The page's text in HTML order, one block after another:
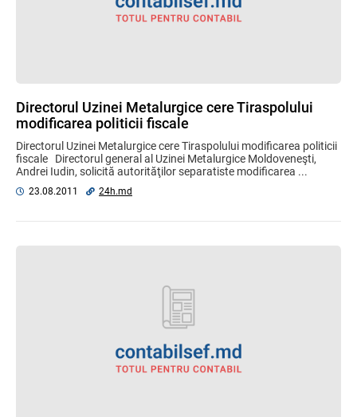
Directorul Uzinei Metalurgice cere Tiraspolului
modificarea politicii fiscale
Directorul Uzinei Metalurgice cere Tiraspolului modificarea politicii
fiscale Directorul general al Uzinei Metalurgice Moldoveneşti,
Andrei Iudin, solicită autorităţilor separatiste modificarea ...
23.08.2011 24h.md